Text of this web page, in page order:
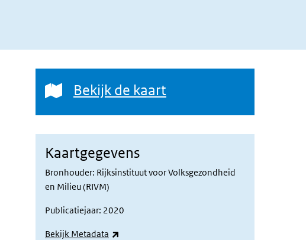
Bekijk de kaart
Bekijk de kaart
Kaartgegevens
Bronhouder: Rijksinstituut voor Volksgezondheid
en Milieu (RIVM)
Publicatiejaar: 2020
Bekijk Metadata